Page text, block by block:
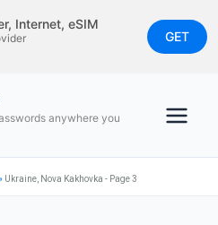
Internet, eSIM
GET
anywhere you
Ukraine, Nova Kakhovka - Page 3